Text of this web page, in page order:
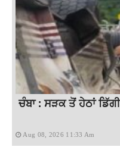
ਚੰਬਾ : ਸੜਕ ਤੋਂ ਹੇਠਾਂ
Aug 08, 2026 11:33 Am